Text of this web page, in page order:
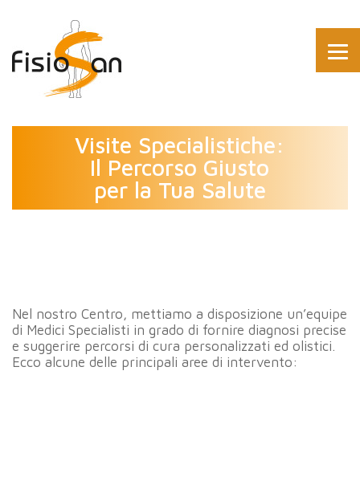
Visite Specialistiche:
Il Percorso Giusto
per la Tua Salute
Nel nostro Centro, mettiamo a disposizione un’equipe
di Medici Specialisti in grado di fornire diagnosi precise
e suggerire percorsi di cura personalizzati ed olistici.
Ecco alcune delle principali aree di intervento: